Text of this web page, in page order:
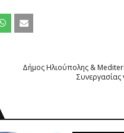
Δήμος Ηλιούπολης &
Συνεργασίας